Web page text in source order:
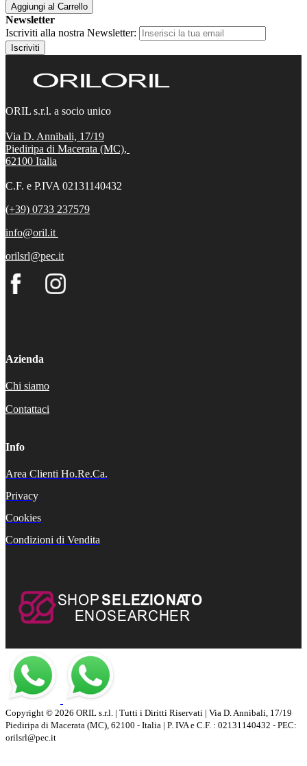
Aggiungi al Carrello
Newsletter
Iscriviti alla nostra Newsletter:
Iscriviti
ORIL s.r.l. a socio unico
Via D. Annibali, 17/19
Piediripa di Macerata (MC),
62100 Italia
C.F. e P.IVA 02131140432
(+39) 0733 237579
info@oril.it
orilsrl@pec.it
Azienda
Chi siamo
Contattaci
Info
Area Clienti Ho.Re.Ca.
Privacy
Cookies
Condizioni di Vendita
Copyright © 2026 ORIL s.r.l. | Tutti i Diritti Riservati | Via D. Annibali, 17/19
Piediripa di Macerata (MC), 62100 - Italia | P. IVA e C.F. : 02131140432 - PEC:
orilsrl@pec.it